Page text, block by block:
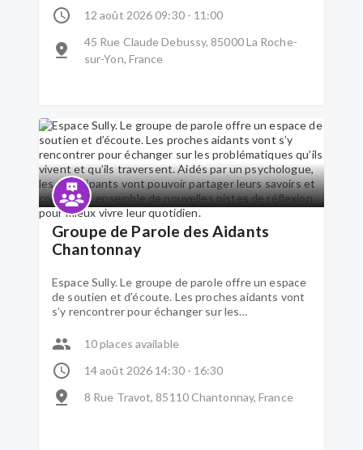
nouvelles pistes de réflexion pour mieux vivre leur
12 août 2026 09:30 - 11:00
45 Rue Claude Debussy, 85000 La Roche-
sur-Yon, France
Groupe de Parole des Aidants
Chantonnay
Espace Sully. Le groupe de parole offre un espace
de soutien et d’écoute. Les proches aidants vont
s’y rencontrer pour échanger sur les
Aidés par un psychologue, les participants vont
ensemble de nouvelles pistes de réflexion pour
10 places available
14 août 2026 14:30 - 16:30
8 Rue Travot, 85110 Chantonnay, France